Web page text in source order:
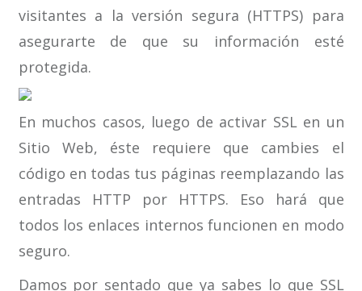
visitantes a la versión segura (HTTPS) para
asegurarte de que su información esté
protegida.
En muchos casos, luego de activar SSL en un
Sitio Web, éste requiere que cambies el
código en todas tus páginas reemplazando las
entradas HTTP por HTTPS. Eso hará que
todos los enlaces internos funcionen en modo
seguro.
Damos por sentado que ya sabes lo que SSL